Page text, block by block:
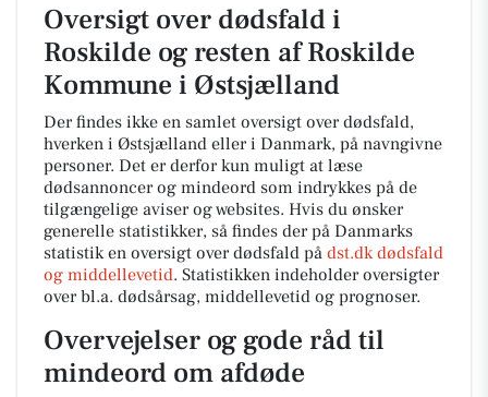
Oversigt over dødsfald i
Roskilde og resten af Roskilde
Kommune i Østsjælland
Der findes ikke en samlet oversigt over dødsfald,
hverken i Østsjælland eller i Danmark, på navngivne
personer. Det er derfor kun muligt at læse
dødsannoncer og mindeord som indrykkes på de
tilgængelige aviser og websites. Hvis du ønsker
generelle statistikker, så findes der på Danmarks
statistik en oversigt over dødsfald på dst.dk dødsfald
og middellevetid. Statistikken indeholder oversigter
over bl.a. dødsårsag, middellevetid og prognoser.
Overvejelser og gode råd til
mindeord om afdøde